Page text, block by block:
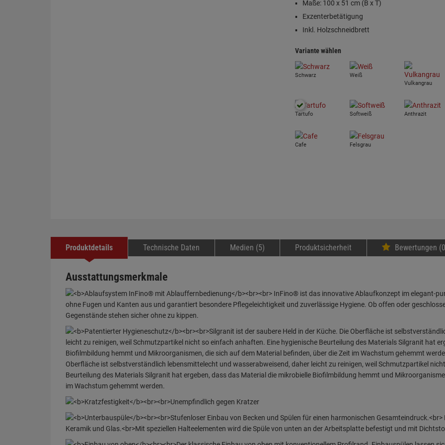
Maße: 100 x 51 cm (B x T)
Exzenterbetätigung
Inkl. Holzschneidbrett
Variante wählen
Schwarz
Weiß
Vulkangrau
Tartufo Softweiß Anthrazit
Cafe Felsgrau
Produktdetails Technische Daten Medien (5) Produktsicherheit Bewertungen
Ausstattungsmerkmale